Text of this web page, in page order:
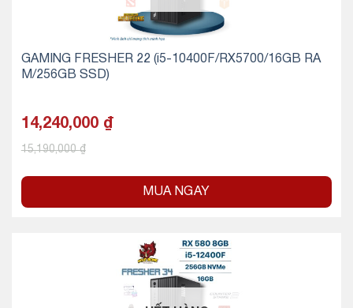
GAMING FRESHER 22 (i5-10400F/RX5700/16GB RA
M/256GB SSD)
14,240,000 ₫
15,190,000₫
MUA NGAY